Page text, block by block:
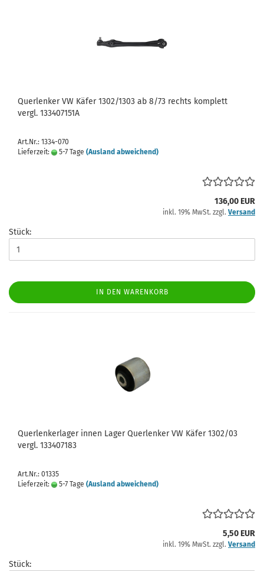
Querlenker VW Käfer 1302/1303 ab 8/73 rechts komplett
vergl. 133407151A
Art.Nr.: 1334-070
Lieferzeit:
5-7 Tage (Ausland abweichend)
136,00 EUR
inkl. 19% MwSt. zzgl. Versand
Stück:
IN DEN WARENKORB
Querlenkerlager innen Lager Querlenker VW Käfer 1302/03
vergl. 133407183
Art.Nr.: 01335
Lieferzeit:
5-7 Tage (Ausland abweichend)
5,50 EUR
inkl. 19% MwSt. zzgl. Versand
Stück: